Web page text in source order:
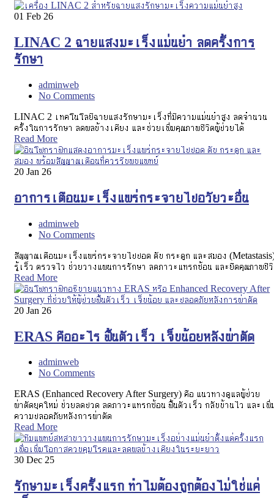
01 Feb 26
LINAC 2 ฉายแสงมะเร็งแม่นยำ ลดครั้งการ
รักษา
adminweb
No Comments
LINAC 2 เทคโนโลยีฉายแสงรักษามะเร็งที่มีความแม่นยำสูง ลดจำนวน
ครั้งในการรักษา ลดผลข้างเคียง และช่วยเพิ่มคุณภาพชีวิตผู้ป่วยได้
Read More
20 Jan 26
อาการเตือนมะเร็งแพร่กระจายไปอวัยวะอื่น
adminweb
No Comments
สัญญาณเตือนมะเร็งแพร่กระจายไปปอด ตับ กระดูก และสมอง
รู้เร็ว ตรวจไว ช่วยวางแผนการรักษา ลดภาวะแทรกซ้อน และยืดคุณภาพชี
Read More
20 Jan 26
ERAS คืออะไร ฟื้นตัวเร็ว เจ็บน้อยหลังผ่าตัด
adminweb
No Comments
ERAS (Enhanced Recovery After Surgery) คือ แนวทางดูแลผู้ป่วย
ผ่าตัดยุคใหม่ ช่วยลดปวด ลดภาวะแทรกซ้อน ฟื้นตัวเร็ว กลับบ้านไว และเพิ่
ความปลอดภัยหลังการผ่าตัด
Read More
30 Dec 25
รักษามะเร็งครั้งแรก ทำไมต้องถูกต้องไม่ใช่แค่